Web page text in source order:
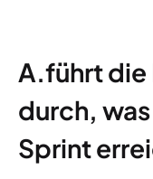
A.führt
durch,
Sprint